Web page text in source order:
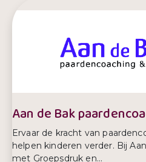
Aan de Bak
Ervaar de kracht van
helpen kinderen verder. Bij
met Groepsdruk en...